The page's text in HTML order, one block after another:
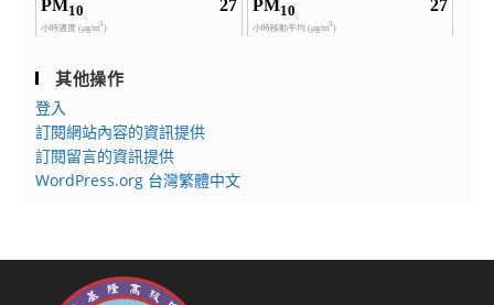
其他操作
登入
訂閱網站內容的資訊提供
訂閱留言的資訊提供
WordPress.org 台灣繁體中文